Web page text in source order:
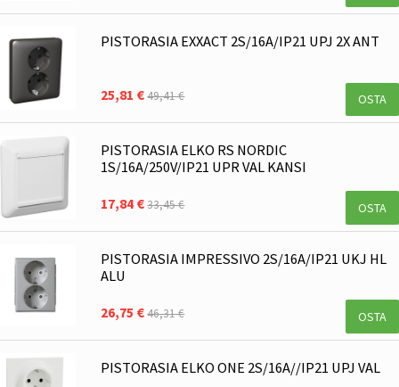
PISTORASIA EXXACT 2S/16A/IP21 UPJ 2X ANT
25,81 €49,41 € OSTA
PISTORASIA ELKO RS NORDIC
1S/16A/250V/IP21 UPR VAL KANSI
17,84 €33,45 € OSTA
PISTORASIA IMPRESSIVO 2S/16A/IP21 UKJ HL
ALU
26,75 €46,31 € OSTA
PISTORASIA ELKO ONE 2S/16A//IP21 UPJ VAL